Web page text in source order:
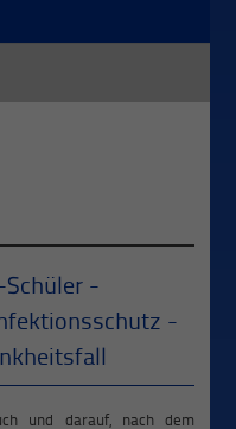
-
-
und darauf, nach dem